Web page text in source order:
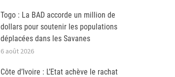
Togo : La BAD accorde un million de
dollars pour soutenir les populations
déplacées dans les Savanes
6 août 2026
Côte d’Ivoire : L’Etat achève le rachat